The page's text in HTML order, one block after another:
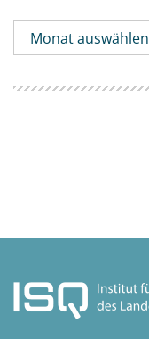
Monat auswählen